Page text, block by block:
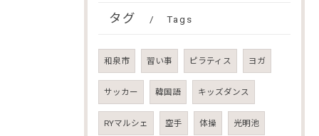
タグ Tags
和泉市 習い事 ピラティス ヨガ
サッカー 韓国語 キッズダンス
RYマルシェ 空手 体操 光明池